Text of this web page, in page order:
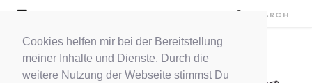
Cookies helfen mir bei der Bereitstellung
meiner Inhalte und Dienste. Durch die
weitere Nutzung der Webseite stimmst Du